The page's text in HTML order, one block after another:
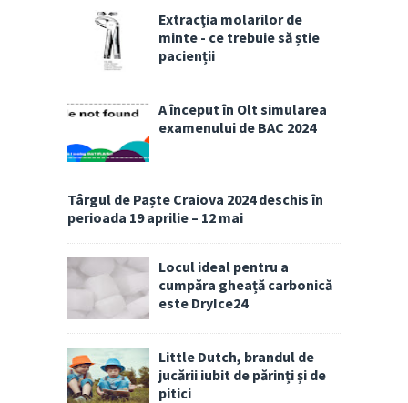
Extracția molarilor de
minte - ce trebuie să știe
pacienții
A început în Olt simularea
examenului de BAC 2024
Târgul de Paște Craiova 2024 deschis în
perioada 19 aprilie – 12 mai
Locul ideal pentru a
cumpăra gheață carbonică
este DryIce24
Little Dutch, brandul de
jucării iubit de părinți și de
pitici